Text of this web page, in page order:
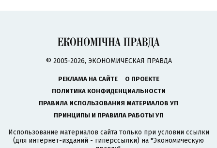
© 2005-2026, ЭКОНОМИЧЕСКАЯ ПРАВДА
РЕКЛАМА НА САЙТЕ
О ПРОЕКТЕ
ПОЛИТИКА КОНФИДЕНЦИАЛЬНОСТИ
ПРАВИЛА ИСПОЛЬЗОВАНИЯ МАТЕРИАЛОВ УП
ПРИНЦИПЫ И ПРАВИЛА РАБОТЫ УП
Использование материалов сайта только при условии ссылки
(для интернет-изданий - гиперссылки) на "Экономическую